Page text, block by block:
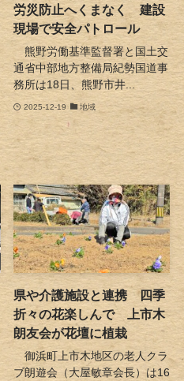
労災防止へくまなく 建設
現場で安全パトロール
熊野労働基準監督署と国土交
通省中部地方整備局紀勢国道事
務所は18日、熊野市井...
2025-12-19 地域
県や介護施設と連携 四季
折々の花楽しんで 上市木
朗友会が花壇に植栽
御浜町上市木地区の老人クラ
ブ朗遊会（大屋敏章会長）は16